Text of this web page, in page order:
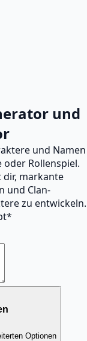
und
und Namen
Rollenspiel.
markante
und Clan-
zu entwickeln.
*
Optionen